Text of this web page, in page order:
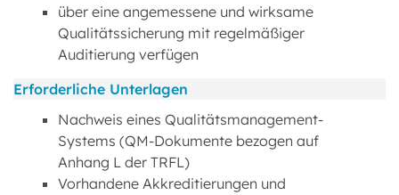
über eine angemessene und wirksame
Qualitätssicherung mit regelmäßiger
Auditierung verfügen
Erforderliche Unterlagen
Nachweis eines Qualitätsmanagement-
Systems (QM-Dokumente bezogen auf
Anhang L der TRFL)
Vorhandene Akkreditierungen und